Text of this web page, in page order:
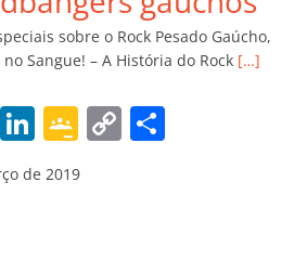
ss
ro
o
m
ar
sobre o Rock Pesado Gaúcho,
Sangue! – A História do Rock […]
W Li
n
k
G
o
o
C
de 2019